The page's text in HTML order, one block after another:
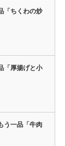
「ちくわの炒
「厚揚げと小
う一品「牛肉